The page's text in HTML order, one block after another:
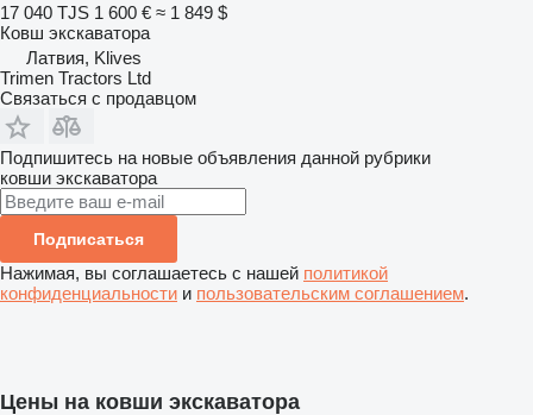
17 040 TJS 1 600 € ≈ 1 849 $
Ковш экскаватора
Латвия, Klives
Trimen Tractors Ltd
Связаться с продавцом
Подпишитесь на новые объявления данной рубрики
ковши экскаватора
Подписаться
Нажимая, вы соглашаетесь с нашей политикой
конфиденциальности и пользовательским соглашением.
Цены на ковши экскаватора